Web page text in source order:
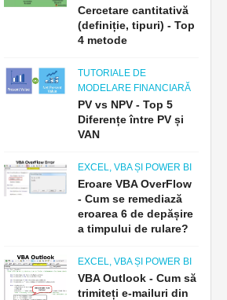
Cercetare cantitativă
(definiție, tipuri) - Top
4 metode
TUTORIALE DE
MODELARE FINANCIARĂ
PV vs NPV - Top 5
Diferențe între PV și
VAN
EXCEL, VBA ȘI POWER BI
Eroare VBA OverFlow
- Cum se remediază
eroarea 6 de depășire
a timpului de rulare?
EXCEL, VBA ȘI POWER BI
VBA Outlook - Cum să
trimiteți e-mailuri din